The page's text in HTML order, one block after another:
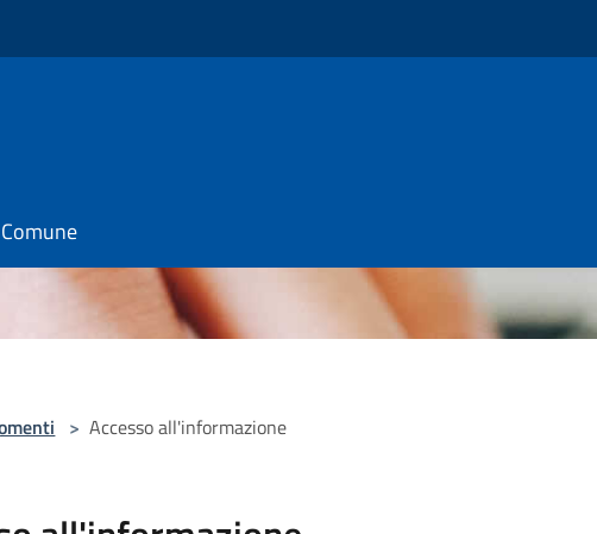
> Accesso all'informazione